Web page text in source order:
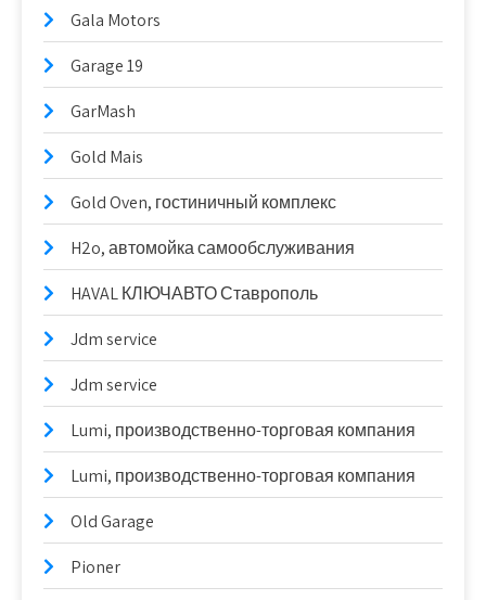
Gala Motors
Garage 19
GarMash
Gold Mais
Gold Oven, гостиничный комплекс
H2o, автомойка самообслуживания
HAVAL КЛЮЧАВТО Ставрополь
Jdm service
Jdm service
Lumi, производственно-торговая компания
Lumi, производственно-торговая компания
Old Garage
Pioner